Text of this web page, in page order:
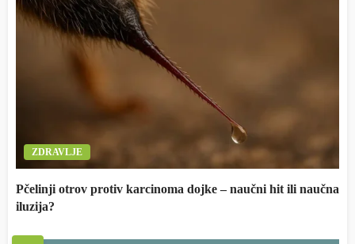
ZDRAVLJE
Pčelinji otrov protiv karcinoma dojke – naučni hit ili naučna
iluzija?